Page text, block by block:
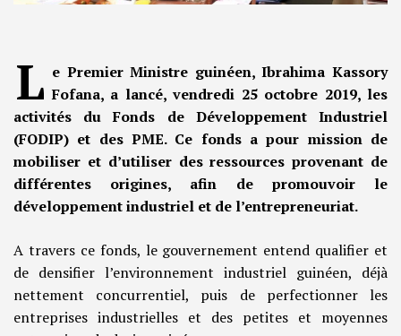
L e Premier Ministre guinéen, Ibrahima Kassory
Fofana, a lancé, vendredi 25 octobre 2019, les
activités du Fonds de Développement Industriel
(FODIP) et des PME. Ce fonds a pour mission de
mobiliser et d’utiliser des ressources provenant de
différentes origines, afin de promouvoir le
développement industriel et de l’entrepreneuriat.
A travers ce fonds, le gouvernement entend qualifier et
de densifier l’environnement industriel guinéen, déjà
nettement concurrentiel, puis de perfectionner les
entreprises industrielles et des petites et moyennes